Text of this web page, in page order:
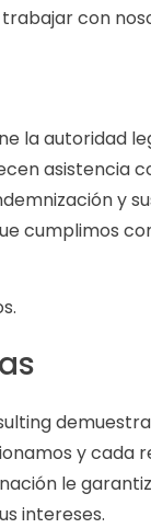
con
la autoridad
asistencia
y
cumplimos
y cada
le
intereses.